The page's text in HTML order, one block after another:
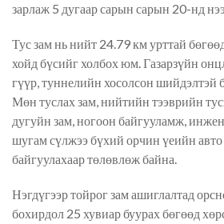
зарлаж 5 дугаар сарын сарын 20-нд
Тус зам нь нийт 24.79 км урттай
хойд бүсийг холбох юм. Газарзүйн
гүүр, туннелийн хосолсон шийдэлтэй
Мөн туслах зам, нийтийн тээврийн
дугуйн зам, ногоон байгууламж,
шугам сүлжээ бүхий орчин үеийн
байгуулахаар төлөвлөж байна.
Нэгдүгээр тойрог зам ашиглалтад
бохирдол 25 хувиар буурах бөгөөд